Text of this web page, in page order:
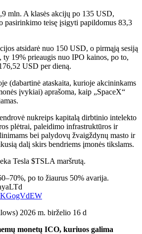
mln. A klasės akcijų po 135 USD,
pasirinkimo teisę įsigyti papildomus 83,3
atsidarė nuo 150 USD, o pirmąją sesiją
ty 19% prieaugis nuo IPO kainos, po to,
USD per dieną.
(dabartinė ataskaita, kurioje akcininkams
įvykiai) aprašoma, kaip „SpaceX“
nukreips kapitalą dirbtinio intelekto
plėtrai, paleidimo infrastruktūros ir
bei palydovų žvaigždynų masto ir
dalį skirs bendriems įmonės tikslams.
Tesla $TSLA maršrutą.
po to žiaurus 50% avarija.
2026 m. birželio 16 d
monetų ICO, kuriuos galima